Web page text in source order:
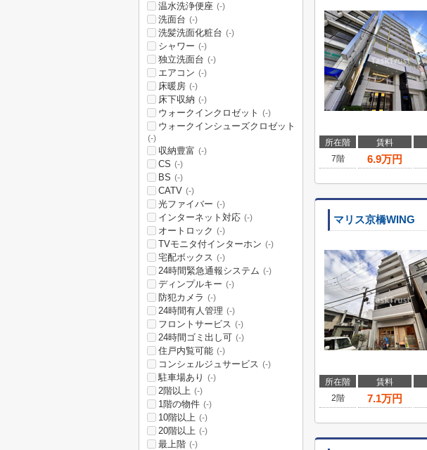
所在階 賃料
7階
6.9万円
マリス京橋WING
所在階 賃料
2階
7.1万円
温水洗浄便座 (-)
洗面台 (-)
洗髪洗面化粧台 (-)
シャワー (-)
独立洗面台 (-)
エアコン (-)
床暖房 (-)
床下収納 (-)
ウォークインクロゼット (-)
ウォークインシューズクロゼット
(-)
収納豊富 (-)
CS (-)
BS (-)
CATV (-)
光ファイバー (-)
インターネット対応 (-)
オートロック (-)
TVモニタ付インターホン (-)
宅配ボックス (-)
24時間緊急通報システム (-)
ディンプルキー (-)
防犯カメラ (-)
24時間有人管理 (-)
フロントサービス (-)
24時間ゴミ出し可 (-)
住戸内覧可能 (-)
コンシェルジュサービス (-)
駐車場あり (-)
2階以上 (-)
1階の物件 (-)
10階以上 (-)
20階以上 (-)
最上階 (-)